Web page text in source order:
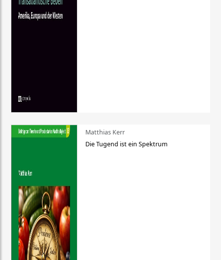
Matthias Kerr
Die Tugend ist ein Spektrum